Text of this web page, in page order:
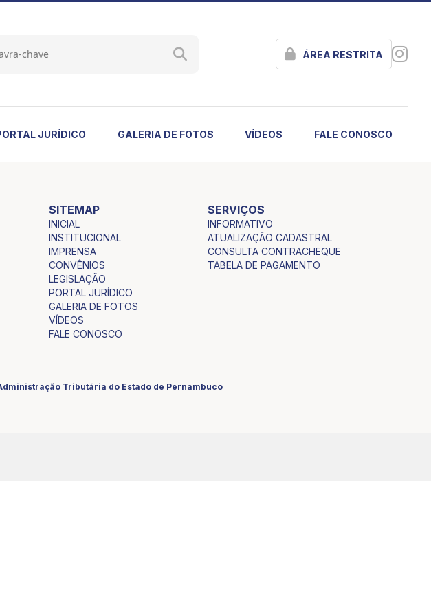
ÁREA RESTRITA
JURÍDICO GALERIA DE FOTOS VÍDEOS FALE CONOSCO
SITEMAP
INICIAL
INSTITUCIONAL
IMPRENSA
CONVÊNIOS
LEGISLAÇÃO
PORTAL JURÍDICO
GALERIA DE FOTOS
VÍDEOS
FALE CONOSCO
SERVIÇOS
INFORMATIVO
ATUALIZAÇÃO CADASTRAL
CONSULTA CONTRACHEQUE
TABELA DE PAGAMENTO
Tributária do Estado de Pernambuco